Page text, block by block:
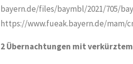
bayern.de/files/baymbl/2021/705/
https://www.fueak.bayern.de/mam/
2 Übernachtungen mit